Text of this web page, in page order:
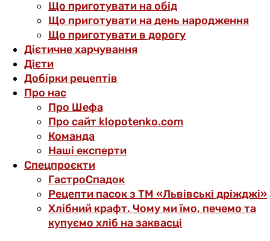
Що приготувати на обід
Що приготувати на день народження
Що приготувати в дорогу
Дієтичне харчування
Дієти
Добірки рецептів
Про нас
Про Шефа
Про сайт klopotenko.com
Команда
Наші експерти
Спецпроєкти
ГастроСпадок
Рецепти пасок з ТМ «Львівські дріжджі»
Хлібний крафт. Чому ми їмо, печемо та
купуємо хліб на заквасці